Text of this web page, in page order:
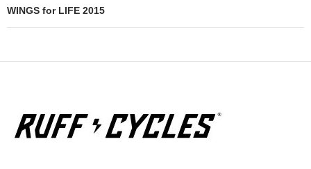
WINGS for LIFE 2015